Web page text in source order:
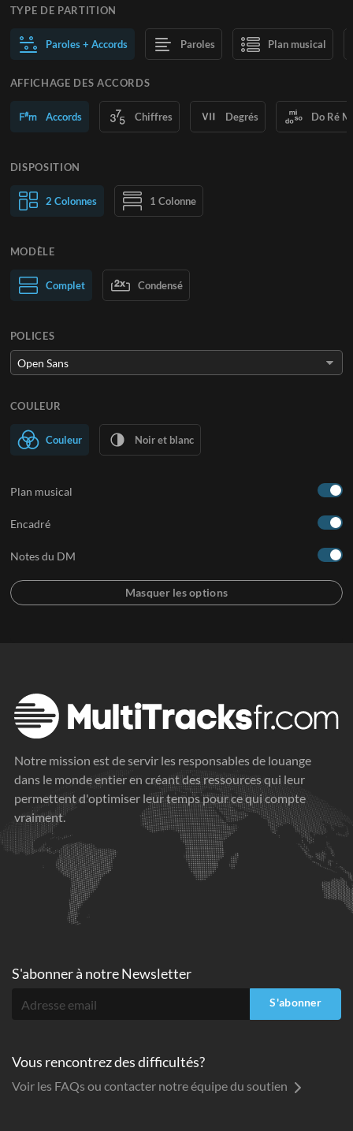
TYPE DE PARTITION
Paroles + Accords Paroles Plan musical
AFFICHAGE DES ACCORDS
Accords Chiffres Degrés Do Ré
DISPOSITION
2 Colonnes 1 Colonne
Normal Large
MODÈLE
Complet Condensé
POLICES
COULEUR
Couleur Noir et blanc
Plan musical
Encadré
Notes du DM
Notre mission est de servir les responsables de louange
dans le monde entier en créant des ressources qui leur
permettent d'optimiser leur temps pour ce qui compte
vraiment.
S'abonner à notre Newsletter
S'abonner
Vous rencontrez des difficultés?
Voir les FAQs ou contacter notre équipe du soutien